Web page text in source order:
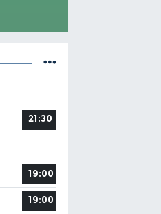
21:30
19:00
19:00